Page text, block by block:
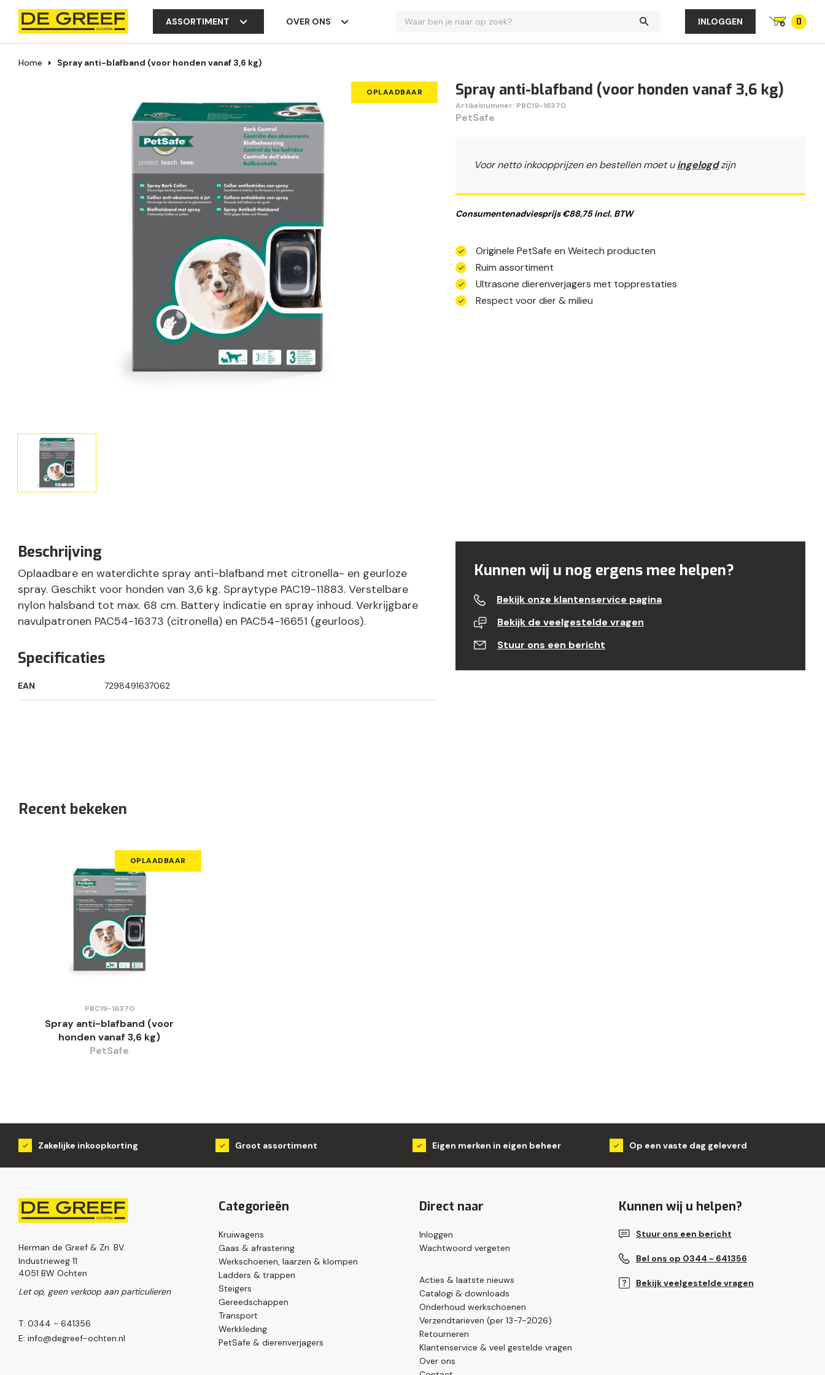
ASSORTIMENT OVER ONS INLOGGEN 0
Home Spray anti-blafband (voor honden vanaf 3,6 kg)
OPLAADBAAR Spray anti-blafband (voor honden vanaf 3,6 kg)
Artikelnummer: PBC19-16370
PetSafe
Voor netto inkoopprijzen en bestellen moet uingelogdzijn
Consumentenadviesprijs €88,75 incl. BTW
Originele PetSafe en Weitech producten
Ruim assortiment
Ultrasone dierenverjagers met topprestaties
Respect voor dier & milieu
Beschrijving
Oplaadbare en waterdichte spray anti-blafband met citronella- en geurloze
spray. Geschikt voor honden van 3,6 kg. Spraytype PAC19-11883. Verstelbare
nylon halsband tot max. 68 cm. Battery indicatie en spray inhoud. Verkrijgbare
navulpatronen PAC54-16373 (citronella) en PAC54-16651 (geurloos).
Specificaties
EAN 7298491637062
Kunnen wij u nog ergens mee helpen?
Bekijk onze klantenservice pagina
Bekijk de veelgestelde vragen
Stuur ons een bericht
Recent bekeken
OPLAADBAAR
PBC19-16370
Spray anti-blafband (voor
honden vanaf 3,6 kg)
PetSafe
Zakelijke inkoopkorting Groot assortiment Eigen merken in eigen beheer Op een vaste dag geleverd
Herman de Greef & Zn. BV.
Industrieweg 11
4051 BW Ochten
Let op, geen verkoop aan particulieren
T: 0344 - 641356
E: info@degreef-ochten.nl
Categorieën
Kruiwagens
Gaas & afrastering
Werkschoenen, laarzen & klompen
Ladders & trappen
Steigers
Gereedschappen
Transport
Werkkleding
PetSafe & dierenverjagers
Direct naar
Inloggen
Wachtwoord vergeten
Acties & laatste nieuws
Catalogi & downloads
Onderhoud werkschoenen
Verzendtarieven (per 13-7-2026)
Retourneren
Klantenservice & veel gestelde vragen
Over ons
Kunnen wij u helpen?
Stuur ons een bericht
Bel ons op 0344 - 641356
Bekijk veelgestelde vragen